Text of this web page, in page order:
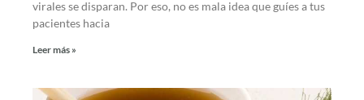
virales se disparan. Por eso, no es mala idea que guíes a tus
pacientes hacia
Leer más »